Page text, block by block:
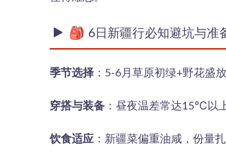
🎒 6日新疆行必知避坑与准
季节选择 ：5-6月草原初绿+野花盛
穿搭与装备 ：昼夜温差常达15℃以
饮食适应 ：新疆菜偏重油咸，份量